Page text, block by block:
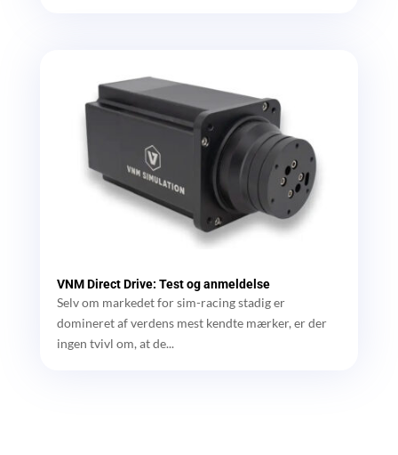
VNM Direct Drive: Test og anmeldelse
Selv om markedet for sim-racing stadig er
domineret af verdens mest kendte mærker, er der
ingen tvivl om, at de...